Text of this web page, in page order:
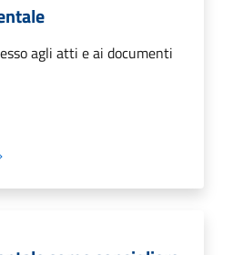
agli atti e ai documenti